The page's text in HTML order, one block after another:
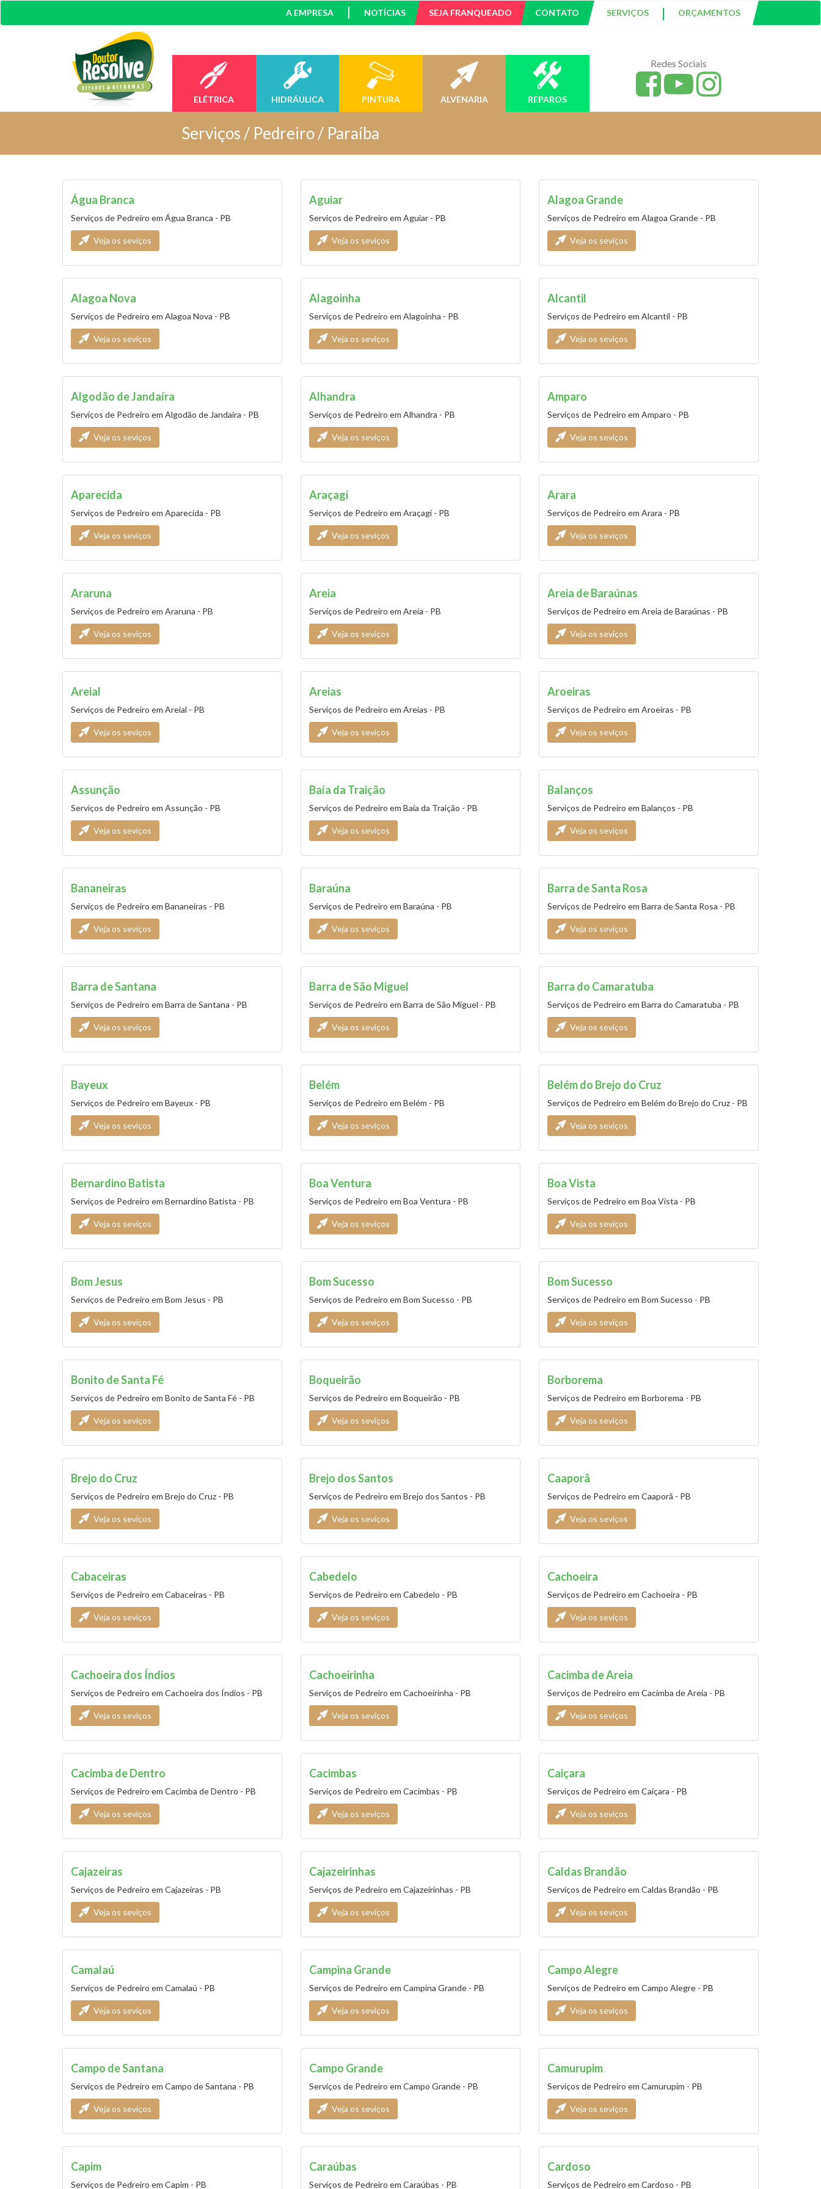
A EMPRESA NOTÍCIAS SEJA FRANQUEADO CONTATO SERVIÇOS | ORÇAMENTOS
ELÉTRICA HIDRÁULICA PINTURA ALVENARIA REPAROS
Redes Sociais
Serviços / Pedreiro / Paraíba
Água Branca
Serviços de Pedreiro em Água Branca - PB
Veja os seviços
Aguiar
Serviços de Pedreiro em Aguiar - PB
Veja os seviços
Alagoa Grande
Serviços de Pedreiro em Alagoa Grande - PB
Veja os seviços
Alagoa Nova
Serviços de Pedreiro em Alagoa Nova - PB
Veja os seviços
Alagoinha
Serviços de Pedreiro em Alagoinha - PB
Veja os seviços
Alcantil
Serviços de Pedreiro em Alcantil - PB
Veja os seviços
Algodão de Jandaíra
Serviços de Pedreiro em Algodão de Jandaíra - PB
Veja os seviços
Alhandra
Serviços de Pedreiro em Alhandra - PB
Veja os seviços
Amparo
Serviços de Pedreiro em Amparo - PB
Veja os seviços
Aparecida
Serviços de Pedreiro em Aparecida - PB
Veja os seviços
Araçagi
Serviços de Pedreiro em Araçagi - PB
Veja os seviços
Arara
Serviços de Pedreiro em Arara - PB
Veja os seviços
Araruna
Serviços de Pedreiro em Araruna - PB
Veja os seviços
Areia
Serviços de Pedreiro em Areia - PB
Veja os seviços
Areia de Baraúnas
Serviços de Pedreiro em Areia de Baraúnas - PB
Veja os seviços
Areial
Serviços de Pedreiro em Areial - PB
Veja os seviços
Areias
Serviços de Pedreiro em Areias - PB
Veja os seviços
Aroeiras
Serviços de Pedreiro em Aroeiras - PB
Veja os seviços
Assunção
Serviços de Pedreiro em Assunção - PB
Veja os seviços
Baía da Traição
Serviços de Pedreiro em Baía da Traição - PB
Veja os seviços
Balanços
Serviços de Pedreiro em Balanços - PB
Veja os seviços
Bananeiras
Serviços de Pedreiro em Bananeiras - PB
Veja os seviços
Baraúna
Serviços de Pedreiro em Baraúna - PB
Veja os seviços
Barra de Santa Rosa
Serviços de Pedreiro em Barra de Santa Rosa - PB
Veja os seviços
Barra de Santana
Serviços de Pedreiro em Barra de Santana - PB
Veja os seviços
Barra de São Miguel
Serviços de Pedreiro em Barra de São Miguel - PB
Veja os seviços
Barra do Camaratuba
Serviços de Pedreiro em Barra do Camaratuba - PB
Veja os seviços
Bayeux
Serviços de Pedreiro em Bayeux - PB
Veja os seviços
Belém
Serviços de Pedreiro em Belém - PB
Veja os seviços
Belém do Brejo do Cruz
Serviços de Pedreiro em Belém do Brejo do Cruz - PB
Veja os seviços
Bernardino Batista
Serviços de Pedreiro em Bernardino Batista - PB
Veja os seviços
Boa Ventura
Serviços de Pedreiro em Boa Ventura - PB
Veja os seviços
Boa Vista
Serviços de Pedreiro em Boa Vista - PB
Veja os seviços
Bom Jesus
Serviços de Pedreiro em Bom Jesus - PB
Veja os seviços
Bom Sucesso
Serviços de Pedreiro em Bom Sucesso - PB
Veja os seviços
Bom Sucesso
Serviços de Pedreiro em Bom Sucesso - PB
Veja os seviços
Bonito de Santa Fé
Serviços de Pedreiro em Bonito de Santa Fé - PB
Veja os seviços
Boqueirão
Serviços de Pedreiro em Boqueirão - PB
Veja os seviços
Borborema
Serviços de Pedreiro em Borborema - PB
Veja os seviços
Brejo do Cruz
Serviços de Pedreiro em Brejo do Cruz - PB
Veja os seviços
Brejo dos Santos
Serviços de Pedreiro em Brejo dos Santos - PB
Veja os seviços
Caaporã
Serviços de Pedreiro em Caaporã - PB
Veja os seviços
Cabaceiras
Serviços de Pedreiro em Cabaceiras - PB
Veja os seviços
Cabedelo
Serviços de Pedreiro em Cabedelo - PB
Veja os seviços
Cachoeira
Serviços de Pedreiro em Cachoeira - PB
Veja os seviços
Cachoeira dos Índios
Serviços de Pedreiro em Cachoeira dos Índios - PB
Veja os seviços
Cachoeirinha
Serviços de Pedreiro em Cachoeirinha - PB
Veja os seviços
Cacimba de Areia
Serviços de Pedreiro em Cacimba de Areia - PB
Veja os seviços
Cacimba de Dentro
Serviços de Pedreiro em Cacimba de Dentro - PB
Veja os seviços
Cacimbas
Serviços de Pedreiro em Cacimbas - PB
Veja os seviços
Caiçara
Serviços de Pedreiro em Caiçara - PB
Veja os seviços
Cajazeiras
Serviços de Pedreiro em Cajazeiras - PB
Veja os seviços
Cajazeirinhas
Serviços de Pedreiro em Cajazeirinhas - PB
Veja os seviços
Caldas Brandão
Serviços de Pedreiro em Caldas Brandão - PB
Veja os seviços
Camalaú
Serviços de Pedreiro em Camalaú - PB
Veja os seviços
Campina Grande
Serviços de Pedreiro em Campina Grande - PB
Veja os seviços
Campo Alegre
Serviços de Pedreiro em Campo Alegre - PB
Veja os seviços
Campo de Santana
Serviços de Pedreiro em Campo de Santana - PB
Veja os seviços
Campo Grande
Serviços de Pedreiro em Campo Grande - PB
Veja os seviços
Camurupim
Serviços de Pedreiro em Camurupim - PB
Veja os seviços
Capim
Serviços de Pedreiro em Capim - PB
Caraúbas
Serviços de Pedreiro em Caraúbas - PB
Cardoso
Serviços de Pedreiro em Cardoso - PB